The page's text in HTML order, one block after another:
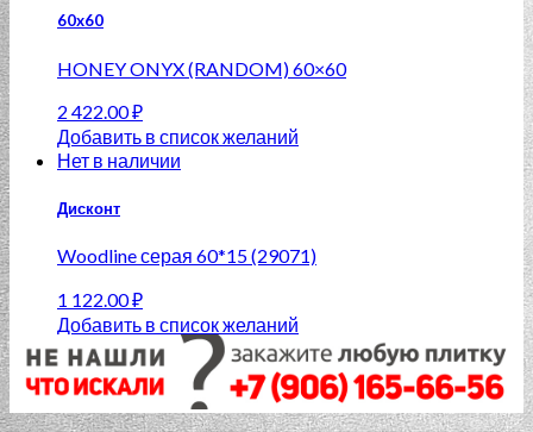
60x60
HONEY ONYX (RANDOM) 60×60
2 422.00₽
Добавить в список желаний
Нет в наличии
Дисконт
Woodline серая 60*15 (29071)
1 122.00₽
Добавить в список желаний